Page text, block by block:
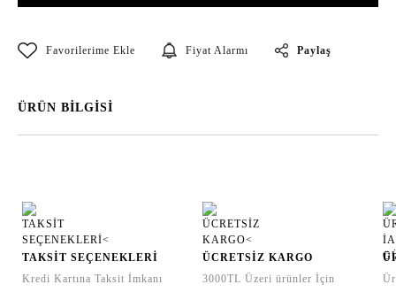
Fiyat Alarmı Paylaş
ÜRÜN BİLGİSİ
TAKSİT SEÇENEKLERİ
Kredi Kartına Taksit İmkanı
ÜCRETSİZ KARGO
3000TL Üzeri ürünler İçin